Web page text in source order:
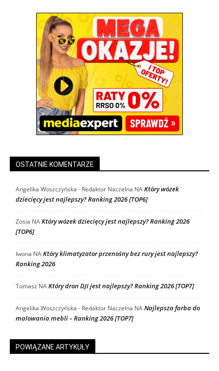
OSTATNIE KOMENTARZE
Angelika Woszczyńska - Redaktor Naczelna NAKtóry wózek
dziecięcy jest najlepszy? Ranking 2026 [TOP6]
Zosia NAKtóry wózek dziecięcy jest najlepszy? Ranking 2026
[TOP6]
Iwona NAKtóry klimatyzator przenośny bez rury jest najlepszy?
Ranking 2026
Tomasz NAKtóry dron DJI jest najlepszy? Ranking 2026 [TOP7]
Angelika Woszczyńska - Redaktor Naczelna NANajlepsza farba do
malowania mebli – Ranking 2026 [TOP7]
POWIĄZANE ARTYKUŁY